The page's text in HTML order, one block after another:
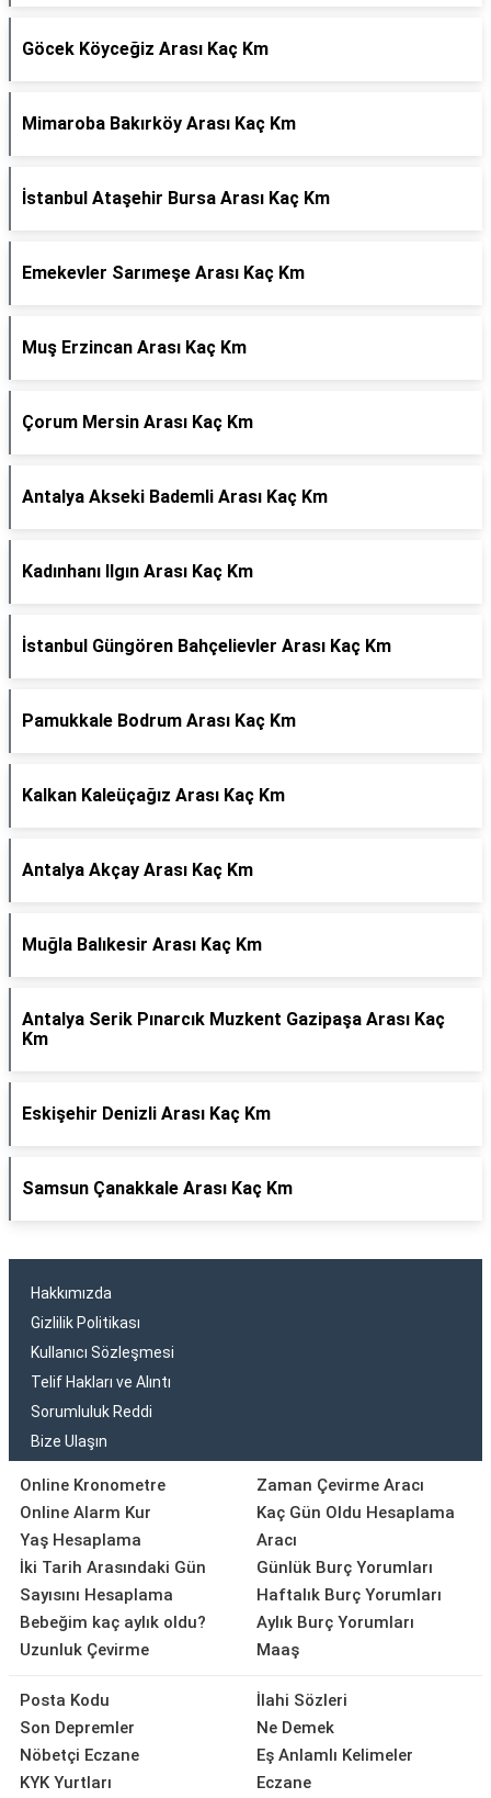
Göcek Köyceğiz Arası Kaç Km
Mimaroba Bakırköy Arası Kaç Km
İstanbul Ataşehir Bursa Arası Kaç Km
Emekevler Sarımeşe Arası Kaç Km
Muş Erzincan Arası Kaç Km
Çorum Mersin Arası Kaç Km
Antalya Akseki Bademli Arası Kaç Km
Kadınhanı Ilgın Arası Kaç Km
İstanbul Güngören Bahçelievler Arası Kaç Km
Pamukkale Bodrum Arası Kaç Km
Kalkan Kaleüçağız Arası Kaç Km
Antalya Akçay Arası Kaç Km
Muğla Balıkesir Arası Kaç Km
Antalya Serik Pınarcık Muzkent Gazipaşa Arası Kaç
Km
Eskişehir Denizli Arası Kaç Km
Samsun Çanakkale Arası Kaç Km
Hakkımızda
Gizlilik Politikası
Kullanıcı Sözleşmesi
Telif Hakları ve Alıntı
Sorumluluk Reddi
Bize Ulaşın
Online Kronometre
Online Alarm Kur
Yaş Hesaplama
İki Tarih Arasındaki Gün
Sayısını Hesaplama
Bebeğim kaç aylık oldu?
Uzunluk Çevirme
Zaman Çevirme Aracı
Kaç Gün Oldu Hesaplama
Aracı
Günlük Burç Yorumları
Haftalık Burç Yorumları
Aylık Burç Yorumları
Maaş
Posta Kodu
Son Depremler
Nöbetçi Eczane
KYK Yurtları
İlahi Sözleri
Ne Demek
Eş Anlamlı Kelimeler
Eczane